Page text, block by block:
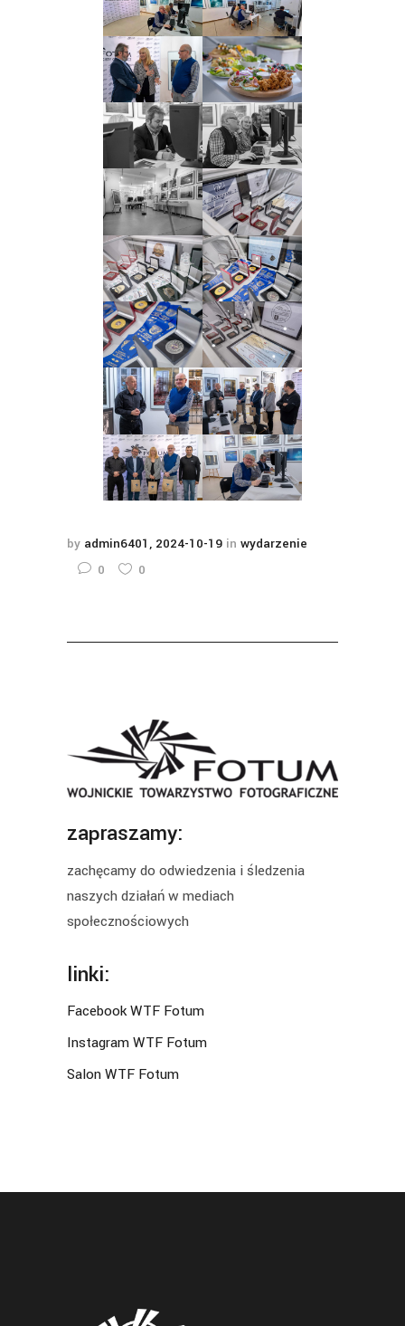
by admin6401 2024-10-19 in wydarzenie
0
0
zapraszamy:
zachęcamy do odwiedzenia i śledzenia
naszych działań w mediach
społecznościowych
linki:
Facebook WTF Fotum
Instagram WTF Fotum
Salon WTF Fotum